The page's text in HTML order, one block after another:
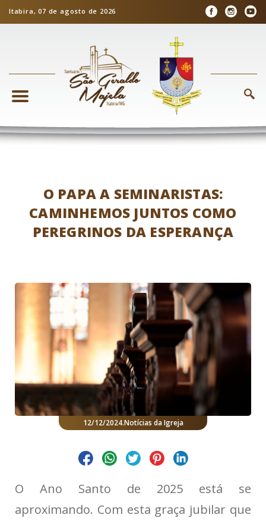
Itabira, 07 de agosto de 2026
O PAPA A SEMINARISTAS:
CAMINHEMOS JUNTOS COMO
PEREGRINOS DA ESPERANÇA
12/12/2024.Notícias da Igreja
O Ano Santo de 2025 está se
aproximando. Com esta graça jubilar que